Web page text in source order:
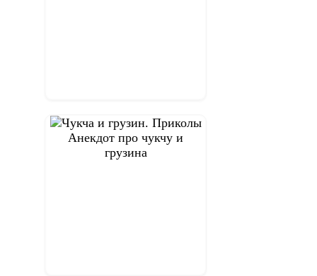
Анекдот про чукчу и
грузина